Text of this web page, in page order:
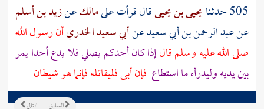
505 حدثنا
يحيى بن يحيىقال قرأت علىمالكعنزيد بن أسلم
عنعبد الرحمن بن أبي سعيدعنأبي سعيد الخدريأن رسول الله
صلى الله عليه وسلم قالإذا كان أحدكم يصلي فلا يدع أحدا يمر
بين يديه وليدرأه ما استطاع فإن أبى فليقاتله فإنما هو شيطان
التالي السابق